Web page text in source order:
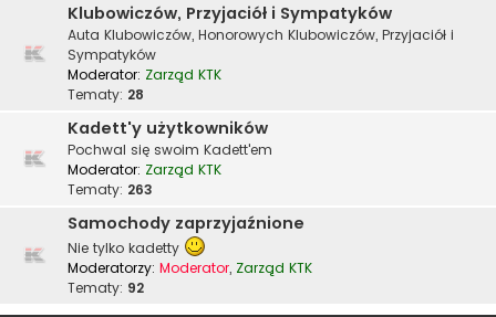
Klubowiczów, Przyjaciół i Sympatyków
Auta Klubowiczów, Honorowych Klubowiczów, Przyjaciół i
Sympatyków
Moderator: Zarząd KTK
Tematy: 28
Kadett'y użytkowników
Pochwal się swoim Kadett'em
Moderator: Zarząd KTK
Tematy: 263
Samochody zaprzyjaźnione
Nie tylko kadetty
Moderatorzy: Moderator, Zarząd KTK
Tematy: 92